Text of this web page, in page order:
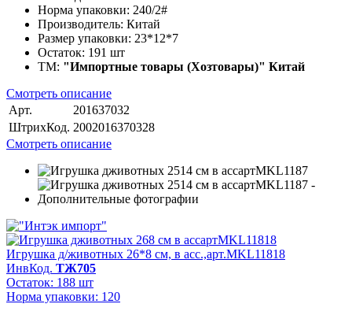
Норма упаковки: 240/2#
Производитель: Китай
Размер упаковки: 23*12*7
Остаток: 191 шт
ТМ: "Импортные товары (Хозтовары)" Китай
Смотреть описание
Арт.
201637032
ШтрихКод. 2002016370328
Смотреть описание
Игрушка д/животных 26*8 см, в асс.,арт.MKL11818
ИнвКод. ТЖ705
Остаток: 188 шт
Норма упаковки: 120